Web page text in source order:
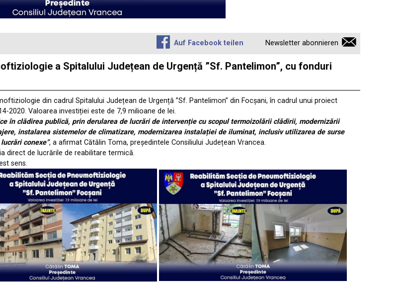
Auf Facebook teilen Newsletter abonnieren
a Spitalului Județean de Urgență ”Sf. Pantelimon”, cu fonduri
din cadrul Spitalului Județean de Urgență ”Sf. Pantelimon” din Focșani, în cadrul unui proiect
2020. Valoarea investiției este de 7,9 milioane de lei.
în clădirea publică, prin derularea de lucrări de intervenție cu scopul termoizolării clădirii, modernizării
instalarea sistemelor de climatizare, modernizarea instalației de iluminat, inclusiv utilizarea de surse
conexe”, a afirmat Cătălin Toma, președintele Consiliului Județean Vrancea.
direct de lucrările de reabilitare termică.
sens.